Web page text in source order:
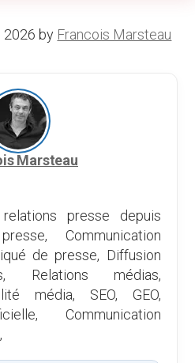
2026 by Francois Marsteau
Marsteau
presse depuis
Communication
de presse, Diffusion
Relations médias,
média, SEO, GEO,
Communication